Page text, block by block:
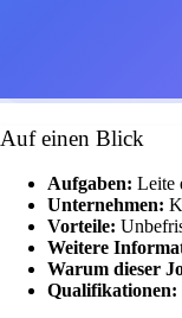
Auf einen Blick
Aufgaben: Leite
Unternehmen:
Vorteile:
Weitere
Warum dieser
Qualifikationen: